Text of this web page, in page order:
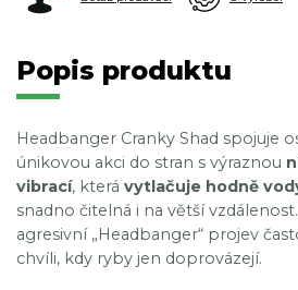
Popis produktu
Headbanger Cranky Shad spojuje
únikovou akci do stran s výraznou
vibrací, která vytlačuje hodně
snadno čitelná i na větší
agresivní „Headbanger“ projev
chvíli, kdy ryby jen doprovázejí.